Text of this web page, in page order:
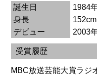
誕生日
1984
身長
152cm
デビュー
2003
受賞履歴
MBC放送芸能大賞ラジ